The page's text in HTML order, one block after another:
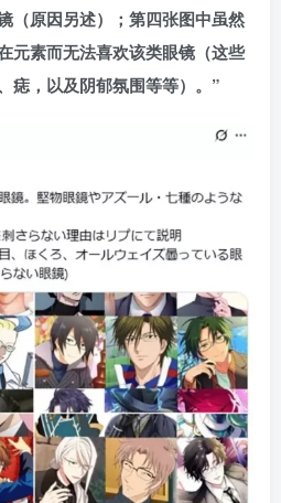
（原因另述）；第四张图中虽然
元素而无法喜欢该类眼镜（这些
痣，以及阴郁氛围等等）。”